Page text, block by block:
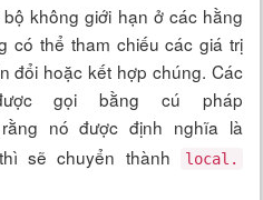
không giới hạn ở các hằng
có thể tham chiếu các giá trị
đổi hoặc kết hợp chúng. Các
gọi bằng cú pháp
nó được định nghĩa là
sẽ chuyển thành local.